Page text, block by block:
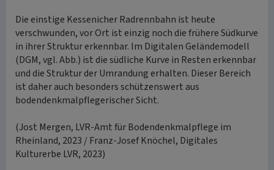
Die einstige Kessenicher Radrennbahn ist heute
verschwunden, vor Ort ist einzig noch die frühere Südkurve
in ihrer Struktur erkennbar. Im Digitalen Geländemodell
(DGM, vgl. Abb.) ist die südliche Kurve in Resten erkennbar
und die Struktur der Umrandung erhalten. Dieser Bereich
ist daher auch besonders schützenswert aus
bodendenkmalpflegerischer Sicht.
(Jost Mergen, LVR-Amt für Bodendenkmalpflege im
Rheinland, 2023 / Franz-Josef Knöchel, Digitales
Kulturerbe LVR, 2023)